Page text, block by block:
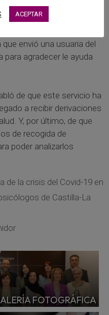
como profesional, y
mucho agradecimiento.
envió una usuaria del
agradecer le ayuda
de que este servicio ha
a recibir derivaciones
Y, por último, de que
de recogida de
poder analizarlos
de la crisis del Covid-19 en
de Castilla-La
FOTOGRÁFICA
ACEPTAR